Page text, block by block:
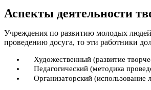
Аспекты деятельности
Учреждения по развитию молодых
проведению досуга, то эти работники
Художественный (развитие
Педагогический (методика
Организаторский